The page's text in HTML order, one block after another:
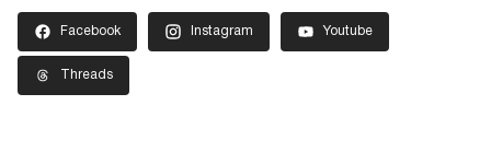
Facebook Instagram Youtube
Threads